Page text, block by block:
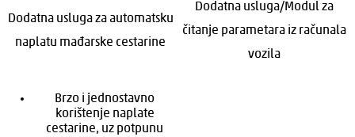
Dodatna usluga za automatsku
naplatu mađarske cestarine
Dodatna usluga/Modul za
čitanje parametara iz računala
vozila
Brzo i jednostavno
korištenje naplate
cestarine, uz potpunu